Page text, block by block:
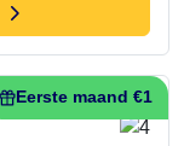
Eerste maand €1